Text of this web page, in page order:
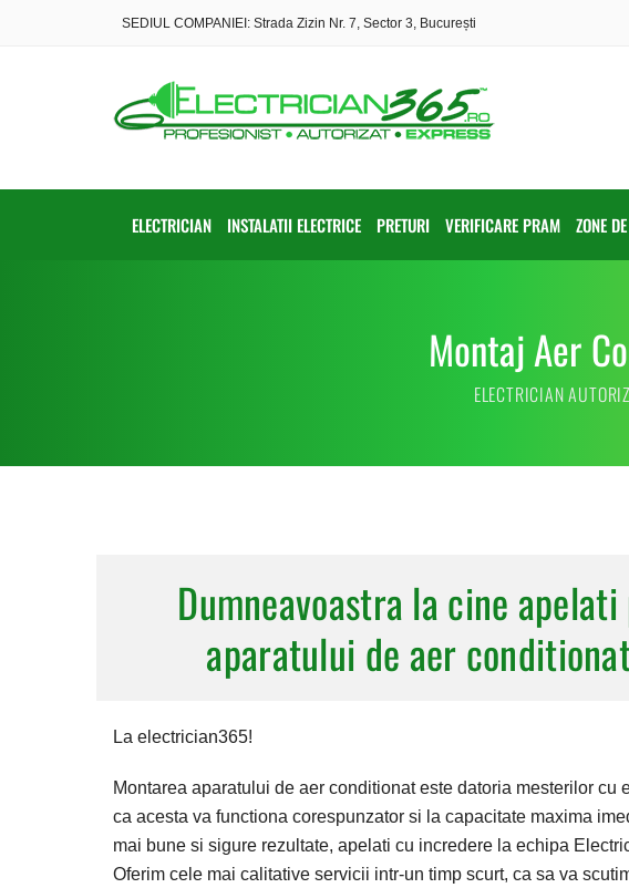
SEDIUL COMPANIEI: Strada Zizin Nr. 7, Sector 3, București
ELECTRICIAN INSTALATII ELECTRICE PRETURI VERIFICARE PRAM ZONE
Montaj Aer
ELECTRICIAN
Dumneavoastra la cine
aparatului de aer
La electrician365!
Montarea aparatului de aer conditionat este datoria mesterilor cu
ca acesta va functiona corespunzator si la capacitate maxima
mai bune si sigure rezultate, apelati cu incredere la echipa
Oferim cele mai calitative servicii intr-un timp scurt, ca sa va